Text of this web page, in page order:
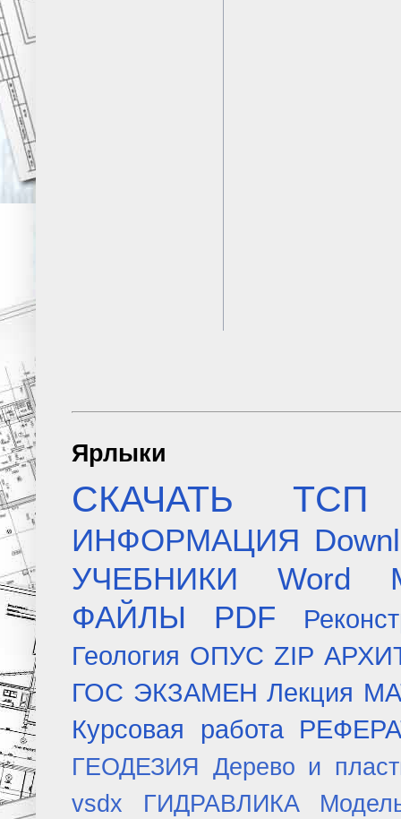
Ярлыки
СКАЧАТЬ ТСП
ИНФОРМАЦИЯ
УЧЕБНИКИ
Word
ФАЙЛЫ
PDF
Геология ОПУС ZIP
ГОС ЭКЗАМЕН Лекция
Курсовая работа
ГЕОДЕЗИЯ Дерево и
vsdx
ГИДРАВЛИКА